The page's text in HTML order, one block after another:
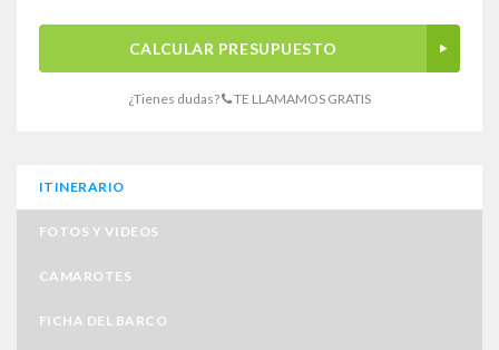
CALCULAR PRESUPUESTO
¿Tienes dudas? TE LLAMAMOS GRATIS
ITINERARIO
FOTOS Y VIDEOS
CAMAROTES
FICHA DEL BARCO